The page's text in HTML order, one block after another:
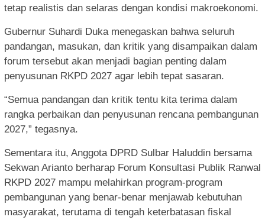
tetap realistis dan selaras dengan kondisi makroekonomi.
Gubernur Suhardi Duka menegaskan bahwa seluruh
pandangan, masukan, dan kritik yang disampaikan dalam
forum tersebut akan menjadi bagian penting dalam
penyusunan RKPD 2027 agar lebih tepat sasaran.
“Semua pandangan dan kritik tentu kita terima dalam
rangka perbaikan dan penyusunan rencana pembangunan
2027,” tegasnya.
Sementara itu, Anggota DPRD Sulbar Haluddin bersama
Sekwan Arianto berharap Forum Konsultasi Publik Ranwal
RKPD 2027 mampu melahirkan program-program
pembangunan yang benar-benar menjawab kebutuhan
masyarakat, terutama di tengah keterbatasan fiskal